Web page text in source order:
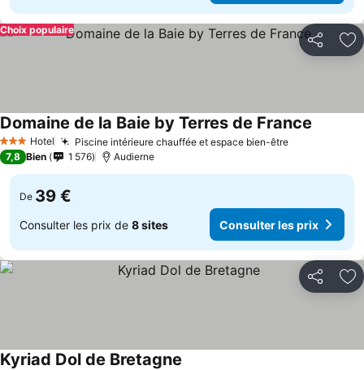
Partager
Choix populaire
3 ÉtoilesHotel Piscine intérieure chauffée et espace bien-être
Domaine de la Baie by Terres de France
7,8 Bien 1 576 Audierne
De 39 €
Consulter les prix de 8 sites Consulter les prix
Partager
Kyriad Dol de Bretagne